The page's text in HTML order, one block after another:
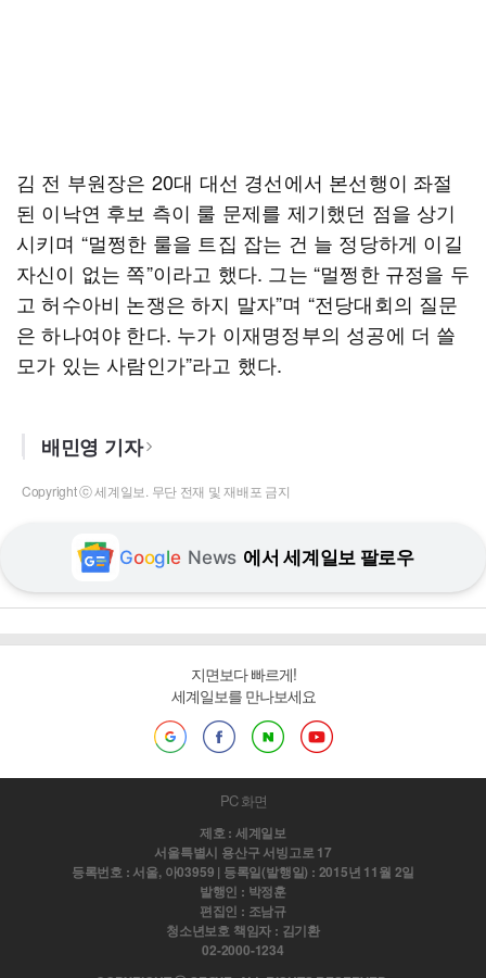
김 전 부원장은 20대 대선 경선에서 본선행이 좌절
된 이낙연 후보 측이 룰 문제를 제기했던 점을 상기
시키며 “멀쩡한 룰을 트집 잡는 건 늘 정당하게 이길
자신이 없는 쪽”이라고 했다. 그는 “멀쩡한 규정을 두
고 허수아비 논쟁은 하지 말자”며 “전당대회의 질문
은 하나여야 한다. 누가 이재명정부의 성공에 더 쓸
모가 있는 사람인가”라고 했다.
배민영 기자
Copyright ⓒ 세계일보. 무단 전재 및 재배포 금지
Google News 에서 세계일보 팔로우
지면보다 빠르게!
세계일보를 만나보세요
PC 화면
제호 : 세계일보
서울특별시 용산구 서빙고로 17
등록번호 : 서울, 아03959 | 등록일(발행일) : 2015년 11월 2일
발행인 : 박정훈
편집인 : 조남규
청소년보호 책임자 : 김기환
02-2000-1234